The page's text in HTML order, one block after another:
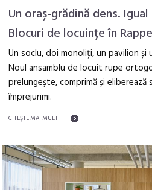
Un oraș-grădină dens.
Blocuri de locuințe în
Un soclu, doi monoliți, un pavilion și
Noul ansamblu de locuit rupe
prelungește, comprimă și
împrejurimi.
CITEŞTE MAI MULT